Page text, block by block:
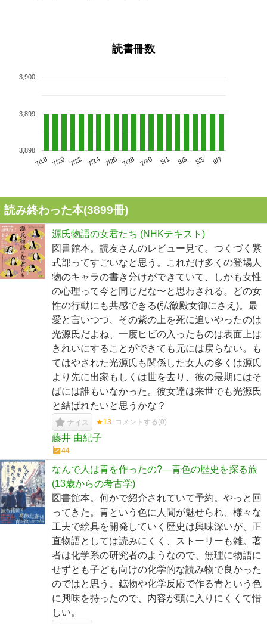
読書冊数
7/18 7/20 7/22 7/24 7/26 7/28 7/30 8/1 8/3 8/5 8/7
3,898
3,899
3,900
読み終わった本(3899冊)
源氏物語の女君たち (NHKテキスト)
図書館本。読友さんのレビュー見て。つくづく紫
式部ってすごいなと思う。これだけ多くの登場人
物のキャラの書き分けができていて、しかも女性
の心理って今と同じだな〜と思わされる。どの女
性の行動にも共感できる(弘徽殿女御にさえ)。最
愛と言いつつ、その紫の上を死に追いやったのは
光源氏だよね、一度ヒビの入ったものは表面上は
きれいにすることができても元には戻らない。も
てはやされた光源氏も関係した女人の多くは源氏
より先に出家もしくは世を去り、彼の最期にはそ
ばには誰もいなかった。彼女達は来世でも光源氏
と結ばれたいと思うかな？
ナイス ★13 コメントする(0)
藤井 由紀子
44
なんで人は青を作ったの?―青色の歴史を探る旅
(13歳からの考古学)
図書館本。何かで紹介されていて予約。やっと回
ってきた。青という色に人間が魅せられ、様々な
工夫で絵具を開発していく歴史は興味深いが、正
直物語としては読みにくく、ストーリーも雑。著
者は化学系の研究者のようなので、無理に物語に
せずとも子ども向けの化学的な読み物で良かった
のではと思う。鉱物や化学反応で作る青という色
に興味を持ったので、内容が頭に入りにくくて惜
しい。